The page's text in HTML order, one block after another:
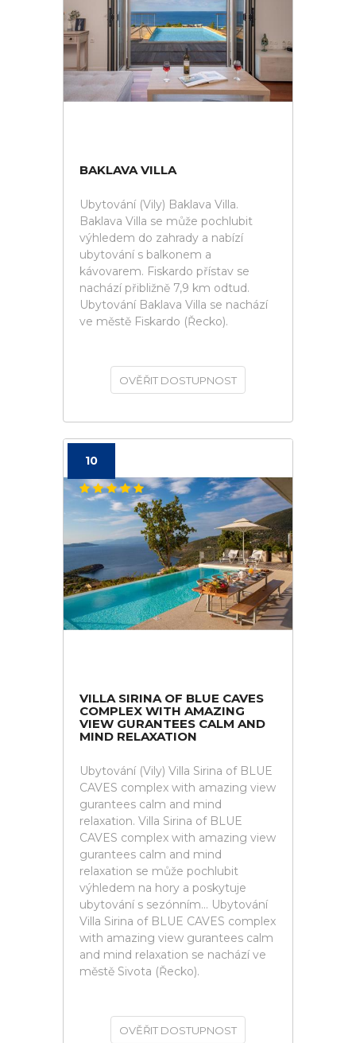
BAKLAVA VILLA
Ubytování (Vily) Baklava Villa.
Baklava Villa se může pochlubit
výhledem do zahrady a nabízí
ubytování s balkonem a
kávovarem. Fiskardo přístav se
nachází přibližně 7,9 km odtud.
Ubytování Baklava Villa se nachází
ve městě Fiskardo (Řecko).
OVĚŘIT DOSTUPNOST
10
VILLA SIRINA OF BLUE CAVES
COMPLEX WITH AMAZING
VIEW GURANTEES CALM AND
MIND RELAXATION
Ubytování (Vily) Villa Sirina of BLUE
CAVES complex with amazing view
gurantees calm and mind
relaxation. Villa Sirina of BLUE
CAVES complex with amazing view
gurantees calm and mind
relaxation se může pochlubit
výhledem na hory a poskytuje
ubytování s sezónním... Ubytování
Villa Sirina of BLUE CAVES complex
with amazing view gurantees calm
and mind relaxation se nachází ve
městě Sivota (Řecko).
OVĚŘIT DOSTUPNOST